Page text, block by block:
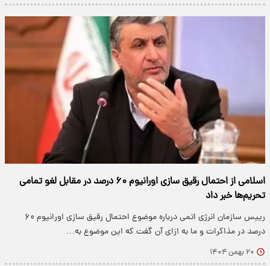
اسلامی از احتمال رقیق سازی اورانیوم ۶۰ درصد در مقابل لغو تمامی
تحریم‌ها خبر داد
رییس سازمان انرژی اتمی درباره موضوع احتمال رقیق سازی اورانیوم ۶۰
درصد در مذاکرات و ما به ازای آن گفت که این موضوع به…
۲۰ بهمن ۱۴۰۴